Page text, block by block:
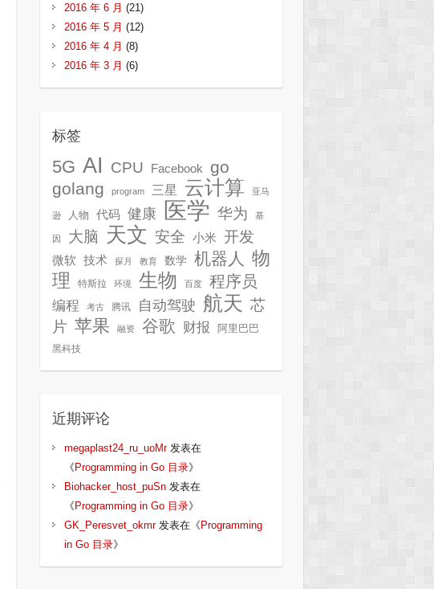
2016 年 6 月 (21)
2016 年 5 月 (12)
2016 年 4 月 (8)
2016 年 3 月 (6)
标签
5G AI CPU Facebook
go
golang
program 三星 云计算 亚马
逊 人物 代码 健康 医学 华为 基
因 大脑 天文 安全 小米 开发
微软 技术 探月 教育 数学 机器人 物
理
特斯拉 环境 生物 百度 程序员
编程 考古 腾讯 自动驾驶 航天 芯
片 苹果 融资 谷歌 财报 阿里巴巴
黑科技
近期评论
megaplast24_ru_uoMr发表在
《 Programming in Go 目录》
Biohacker_host_puSn发表在
《 Programming in Go 目录》
GK_Peresvet_okmr发表在《 Programming
in Go 目录》